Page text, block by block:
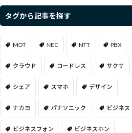
タグから記事を探す
MOT NEC NTT PBX
クラウド コードレス サクサ
シェア スマホ デザイン
ナカヨ パナソニック ビジネス
ビジネスフォン ビジネスホン